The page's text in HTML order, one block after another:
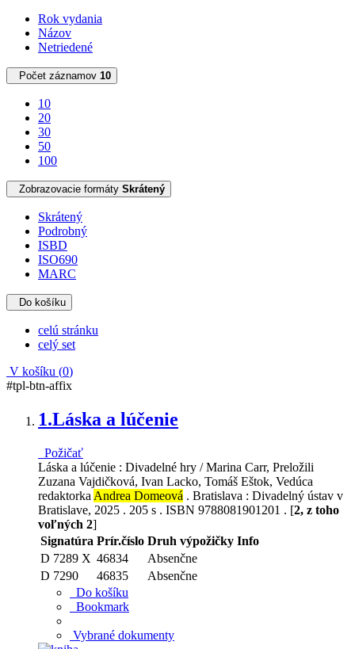
Rok vydania
Názov
Netriedené
Počet záznamov 10
10
20
30
50
100
Zobrazovacie formáty Skrátený
Skrátený
Podrobný
ISBD
ISO690
MARC
Do košíku
celú stránku
celý set
V košíku (0)
#tpl-btn-affix
1.Láska a lúčenie
Požičať
Láska a lúčenie : Divadelné hry / Marina Carr, Preložili
Zuzana Vajdičková, Ivan Lacko, Tomáš Eštok, Vedúca
redaktorka Andrea Domeová . Bratislava : Divadelný ústav v
Bratislave, 2025 . 205 s . ISBN 9788081901201 . [2, z toho
voľných 2]
Signatúra Prír.číslo Druh výpožičky Info
D 7289 X 46834
Absenčne
D 7290
46835
Absenčne
Do košíku
Bookmark
Vybrané dokumenty